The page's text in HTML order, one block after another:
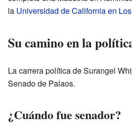
la Universidad de California en
Su camino en la
La carrera política de Surangel
Senado de Palaos.
¿Cuándo fue senador?